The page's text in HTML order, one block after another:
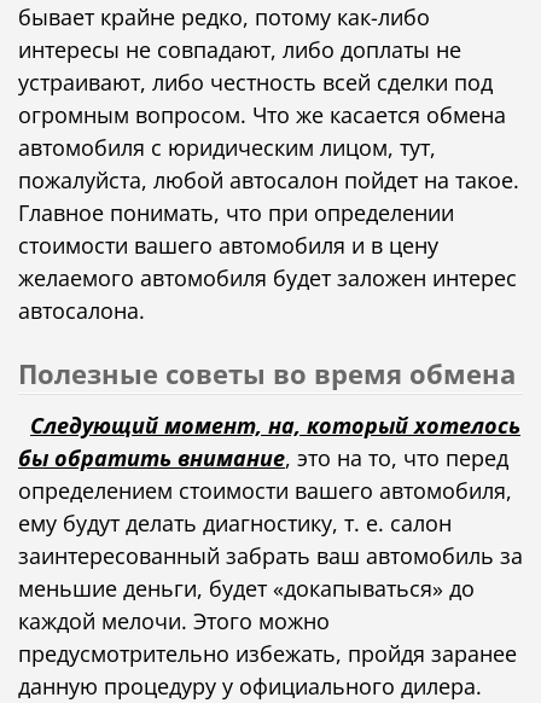
бывает крайне редко, потому как-либо
интересы не совпадают, либо доплаты не
устраивают, либо честность всей сделки под
огромным вопросом. Что же касается обмена
автомобиля с юридическим лицом, тут,
пожалуйста, любой автосалон пойдет на такое.
Главное понимать, что при определении
стоимости вашего автомобиля и в цену
желаемого автомобиля будет заложен интерес
автосалона.
Полезные советы во время обмена
Следующий момент, на, который хотелось
бы обратить внимание, это на то, что перед
определением стоимости вашего автомобиля,
ему будут делать диагностику, т. е. салон
заинтересованный забрать ваш автомобиль за
меньшие деньги, будет «докапываться» до
каждой мелочи. Этого можно
предусмотрительно избежать, пройдя заранее
данную процедуру у официального дилера.